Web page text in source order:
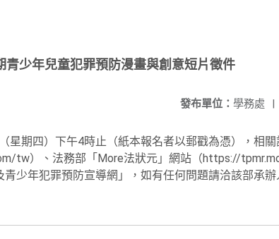
青少年兒童犯罪預防漫畫與創意短片徵件
發布單位： 學務處 |
星期四）下午4時止（紙本報名者以郵戳為憑），相
tw）、法務部「More法狀元」網站（https://
少年犯罪預防宣導網」，如有任何問題請洽該部承辦